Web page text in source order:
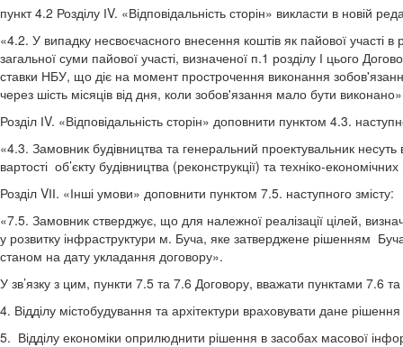
пункт 4.2 Розділу ІV. «Відповідальність сторін» викласти в новій
«4.2. У випадку несвоєчасного внесення коштів як пайової участі
загальної суми пайової участі, визначеної п.1 розділу І цього
ставки НБУ, що діє на момент прострочення виконання
через шість місяців від дня, коли зобов'язання мало бути
Розділ ІV. «Відповідальність сторін» доповнити пунктом 4.3.
«4.3. Замовник будівництва та генеральний проектувальник несуть
вартості об’єкту будівництва (реконструкції) та техніко-
Розділ VІІ. «Інші умови» доповнити пунктом 7.5. наступного змісту:
«7.5. Замовник стверджує, що для належної реалізації цілей,
у розвитку інфраструктури м. Буча, яке затверджене рішенням
станом на дату укладання договору».
У зв’язку з цим, пункти 7.5 та 7.6 Договору, вважати пунктами 7.6
4. Відділу містобудування та архітектури враховувати дане
5. Відділу економіки оприлюднити рішення в засобах масової